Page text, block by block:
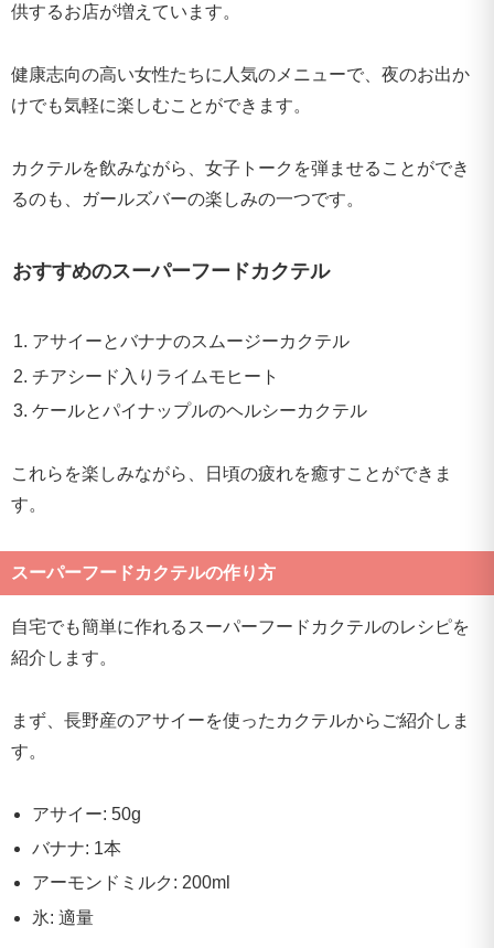
供するお店が増えています。
健康志向の高い女性たちに人気のメニューで、夜のお出か
けでも気軽に楽しむことができます。
カクテルを飲みながら、女子トークを弾ませることができ
るのも、ガールズバーの楽しみの一つです。
おすすめのスーパーフードカクテル
アサイーとバナナのスムージーカクテル
チアシード入りライムモヒート
ケールとパイナップルのヘルシーカクテル
これらを楽しみながら、日頃の疲れを癒すことができま
す。
スーパーフードカクテルの作り方
自宅でも簡単に作れるスーパーフードカクテルのレシピを
紹介します。
まず、長野産のアサイーを使ったカクテルからご紹介しま
す。
アサイー: 50g
バナナ: 1本
アーモンドミルク: 200ml
氷: 適量